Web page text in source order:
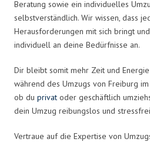
Beratung sowie ein individuelles
selbstverständlich. Wir wissen, dass
Herausforderungen mit sich bringt
individuell an deine Bedürfnisse an.
Dir bleibt somit mehr Zeit und
während des Umzugs von Freiburg
ob du privat oder geschäftlich
dein Umzug reibungslos und
Vertraue auf die Expertise von